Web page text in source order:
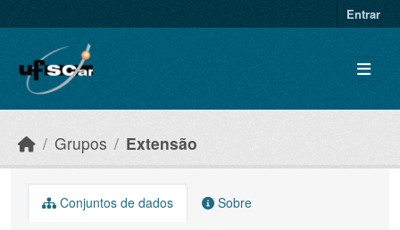
Entrar
Grupos Extensão
Conjuntos de dados Sobre